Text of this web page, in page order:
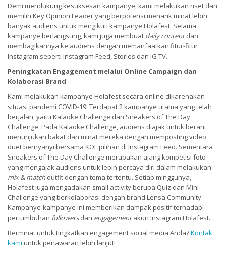
Demi mendukung kesuksesan kampanye, kami melakukan riset dan
memilih Key Opinion Leader yang berpotensi menarik minat lebih
banyak audiens untuk mengikuti kampanye Holafest. Selama
kampanye berlangsung, kami juga membuat daily contentdan
membagikannya ke audiens dengan memanfaatkan fitur-fitur
Instagram seperti Instagram Feed, Stories dan IG TV.
Peningkatan Engagement melalui Online Campaign dan
Kolaborasi Brand
Kami melakukan kampanye Holafest secara online dikarenakan
situasi pandemi COVID-19. Terdapat 2 kampanye utama yang telah
berjalan, yaitu Kalaoke Challenge dan Sneakers of The Day
Challenge. Pada Kalaoke Challenge, audiens diajak untuk berani
menunjukan bakat dan minat mereka dengan memposting video
duet bernyanyi bersama KOL pilihan di Instagram Feed. Sementara
Sneakers of The Day Challenge merupakan ajang kompetisi foto
yang mengajak audiens untuk lebih percaya diri dalam melakukan
mix & matchoutfit dengan tema tertentu. Setiap minggunya,
Holafest juga mengadakan small activity berupa Quiz dan Mini
Challenge yang berkolaborasi dengan brand Lensa Community.
Kampanye-kampanye ini memberikan dampak positif terhadap
pertumbuhan followersdan engagementakun Instagram Holafest.
Berminat untuk tingkatkan engagement social media Anda?Kontak
kami untuk penawaran lebih lanjut!